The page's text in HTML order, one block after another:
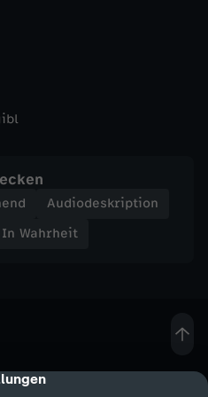
Audiodeskription
In Wahrheit